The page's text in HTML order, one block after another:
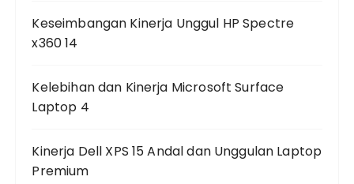
Keseimbangan Kinerja Unggul HP Spectre
x360 14
Kelebihan dan Kinerja Microsoft Surface
Laptop 4
Kinerja Dell XPS 15 Andal dan Unggulan Laptop
Premium